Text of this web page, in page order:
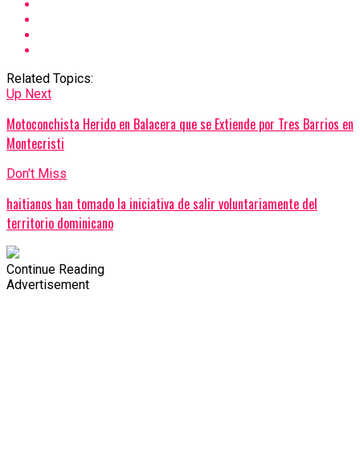
Related Topics:
Up Next
Motoconchista Herido en Balacera que se Extiende por Tres Barrios en
Montecristi
Don't Miss
haitianos han tomado la iniciativa de salir voluntariamente del
territorio dominicano
Continue Reading
Advertisement